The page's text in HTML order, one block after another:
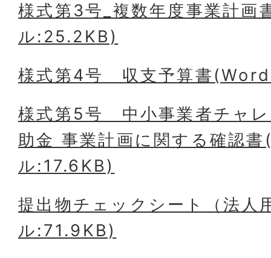
様式第3号_複数年度事業計
ル:25.2KB)
様式第4号＿収支予算書
様式第5号＿中小事業者チャ
助金 事業計画に関する確認
ル:17.6KB)
提出物チェックシート（法人
ル:71.9KB)